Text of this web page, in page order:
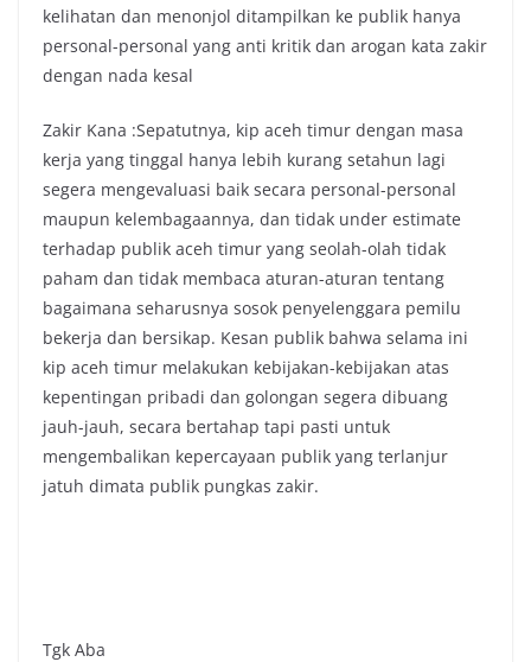
kelihatan dan menonjol ditampilkan ke publik hanya
personal-personal yang anti kritik dan arogan kata zakir
dengan nada kesal
Zakir Kana :Sepatutnya, kip aceh timur dengan masa
kerja yang tinggal hanya lebih kurang setahun lagi
segera mengevaluasi baik secara personal-personal
maupun kelembagaannya, dan tidak under estimate
terhadap publik aceh timur yang seolah-olah tidak
paham dan tidak membaca aturan-aturan tentang
bagaimana seharusnya sosok penyelenggara pemilu
bekerja dan bersikap. Kesan publik bahwa selama ini
kip aceh timur melakukan kebijakan-kebijakan atas
kepentingan pribadi dan golongan segera dibuang
jauh-jauh, secara bertahap tapi pasti untuk
mengembalikan kepercayaan publik yang terlanjur
jatuh dimata publik pungkas zakir.
Tgk Aba